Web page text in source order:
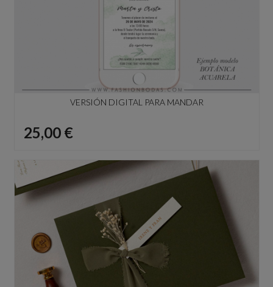
VERSIÓN DIGITAL PARA MANDAR
Precio
25,00 €